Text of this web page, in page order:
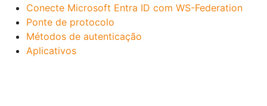
Conecte Microsoft Entra ID com WS-Federation
Ponte de protocolo
Métodos de autenticação
Aplicativos